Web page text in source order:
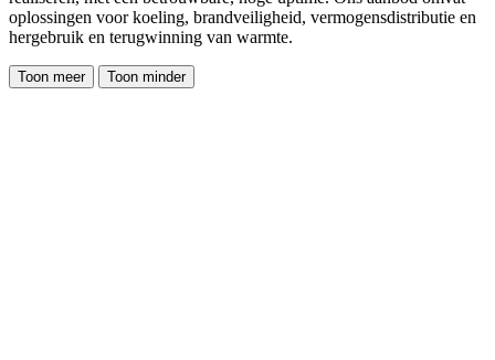
oplossingen voor koeling, brandveiligheid, vermogensdistributie en
hergebruik en terugwinning van warmte.
Toon meer Toon minder